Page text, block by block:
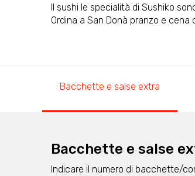
Il sushi le specialità di Sushiko
Ordina a San Donà pranzo e
Bacchette e salse extra
Bacchette e salse
Indicare il numero di bacchette/